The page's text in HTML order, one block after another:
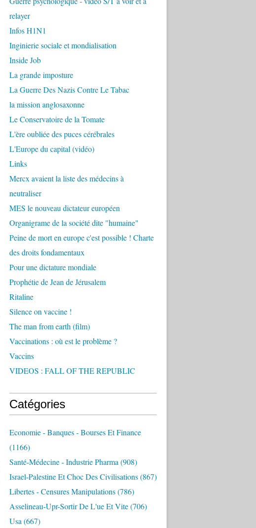
relayer
Infos H1N1
Inginierie sociale et mondialisation
Inside Job
La grande imposture
La Guerre Des Nazis Contre Le Tabac
la mission anglosaxonne
Le Conservatoire de la Tomate
L'ère oubliée des puces cérébrales
L'Europe du capital (vidéo)
Links
Mercx avaient la liste des médecins à
neutraliser
MES le nouveau dictateur européen
Organigrame de la société dite "humaine"
Peine de mort en europe c'est possible ! Charte
des droits fondamentaux
Pour une dictature mondiale
Prophétie de Jean de Jérusalem
Ritaline
Silence on vaccine !
The man from earth (film)
Vaccinations : où est le problème ?
Vaccins
VIDEOS : FALL OF THE REPUBLIC
Catégories
Economie - Banques - Bourses Et Finance
(1166)
Santé-Médecine - Industrie Pharma (908)
Israel-Palestine Et Choc Des Civilisations(867)
Libertes - Censures Manipulations(786)
Asselineau-Upr-Sortir De L'ue Et Vite(706)
Usa (667)